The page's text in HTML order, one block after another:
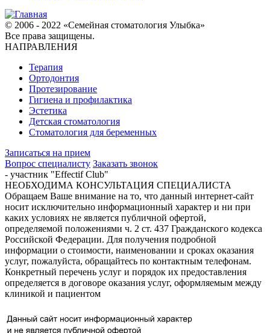
© 2006 - 2022 «Семейная стоматология Улыбка»
Все права защищены.
НАПРАВЛЕНИЯ
Терапия
Ортодонтия
Протезирование
Гигиена и профилактика
Эстетика
Детская стоматология
Стоматология для беременных
Записаться на прием
Вопрос специалисту Заказать звонок
- участник "Effectif Club"
НЕОБХОДИМА КОНСУЛЬТАЦИЯ СПЕЦИАЛИСТА
Обращаем Ваше внимание на то, что данный интернет-сайт
носит исключительно информационный характер и ни при
каких условиях не является публичной офертой,
определяемой положениями ч. 2 ст. 437 Гражданского кодекса
Российской Федерации. Для получения подробной
информации о стоимости, наименовании и сроках оказания
услуг, пожалуйста, обращайтесь по контактным телефонам.
Конкретный перечень услуг и порядок их предоставления
определяется в договоре оказания услуг, оформляемым между
клиникой и пациентом